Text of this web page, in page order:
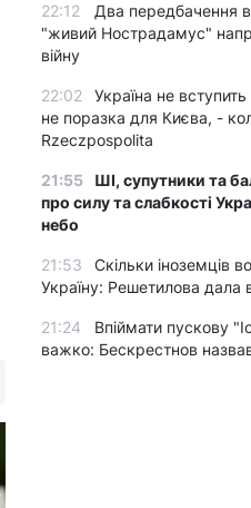
22:12
Два передбачення
"живий Нострадамус"
війну
22:02
Україна не
не поразка для Києва, -
Rzeczpospolita
21:55
ШІ, супутники та
про силу та слабкості
небо
21:53
Скільки іноземців
Україну: Решетилова дала
21:24
Впіймати пускову
важко: Бескрестнов